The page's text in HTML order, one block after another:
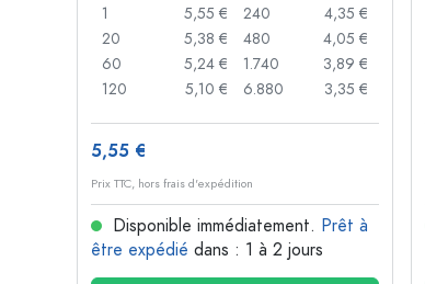
1
5,55 €
20
5,38 €
60
5,24 €
120
5,10 €
240
4,35 €
480
4,05 €
1.740
3,89 €
6.880
3,35 €
5,55 €
Prix TTC, hors frais d'expédition
Disponible immédiatement. Prêt à
être expédié dans : 1 à 2 jours